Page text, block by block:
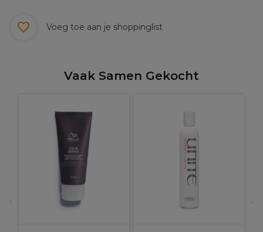
Voeg toe aan je shoppinglist
Vaak Samen Gekocht